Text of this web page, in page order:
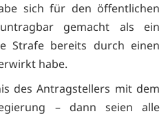
sich für den öffentlichen
gemacht als ein
Strafe bereits durch einen
habe.
des Antragstellers mit dem
– dann seien alle